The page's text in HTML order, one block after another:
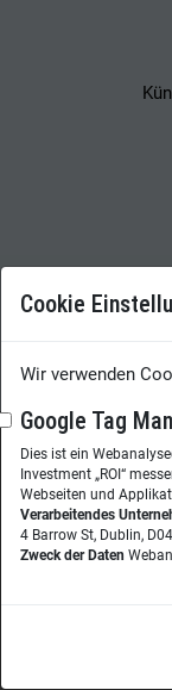
Cookie
Wir verwenden
Google Tag
Dies ist ein
Investment „ROI“
Webseiten und
Verarbeitendes
4 Barrow St, Dublin,
Zweck der Daten